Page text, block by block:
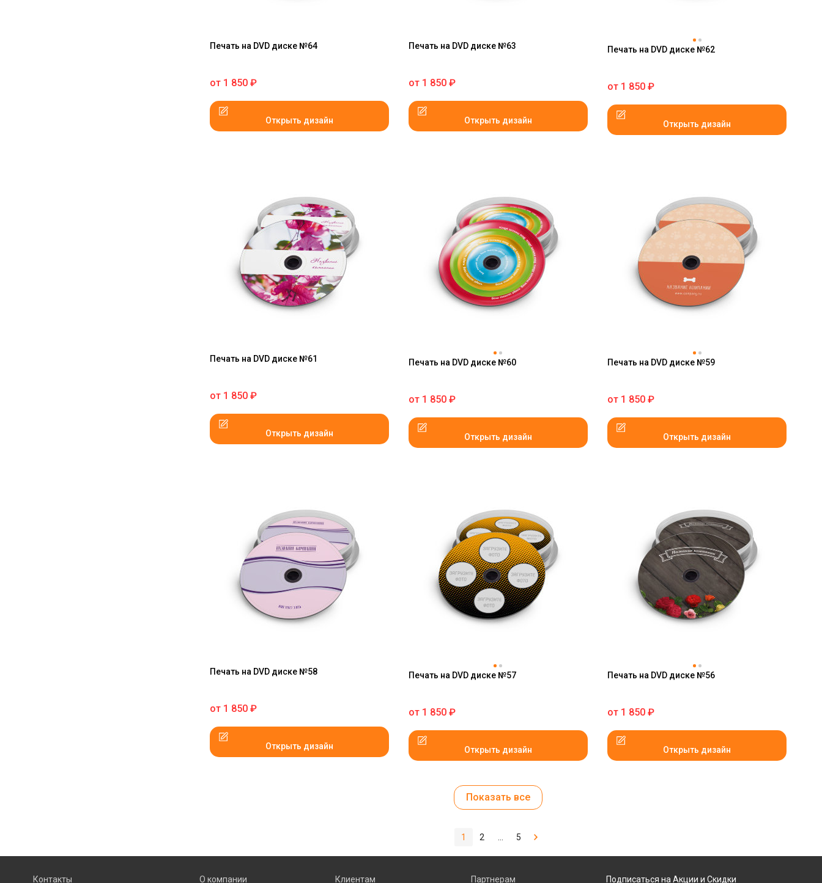
Печать на DVD диске №64
от 1 850 ₽
Открыть дизайн
Печать на DVD диске №63
от 1 850 ₽
Открыть дизайн
Печать на DVD диске №62
от 1 850 ₽
Открыть дизайн
Печать на DVD диске №61
от 1 850 ₽
Открыть дизайн
Печать на DVD диске №60
от 1 850 ₽
Открыть дизайн
Печать на DVD диске №59
от 1 850 ₽
Открыть дизайн
Печать на DVD диске №58
от 1 850 ₽
Открыть дизайн
Печать на DVD диске №57
от 1 850 ₽
Открыть дизайн
Печать на DVD диске №56
от 1 850 ₽
Открыть дизайн
Показать все
1 2 5
Контакты О компании Клиентам Партнерам Подписаться на Акции и Скидки